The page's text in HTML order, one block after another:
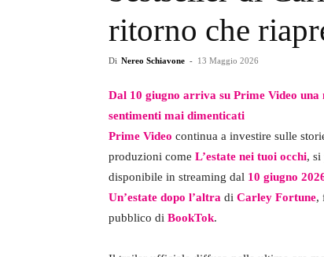
ritorno che
Di Nereo Schiavone - 13 Maggio 2026
Dal 10 giugno arriva su Prime Video una
sentimenti mai dimenticati
Prime Video continua a investire sulle
produzioni come L’estate nei tuoi occhi, si
disponibile in streaming dal 10 giugno
Un’estate dopo l’altra di Carley Fortune,
pubblico di BookTok.